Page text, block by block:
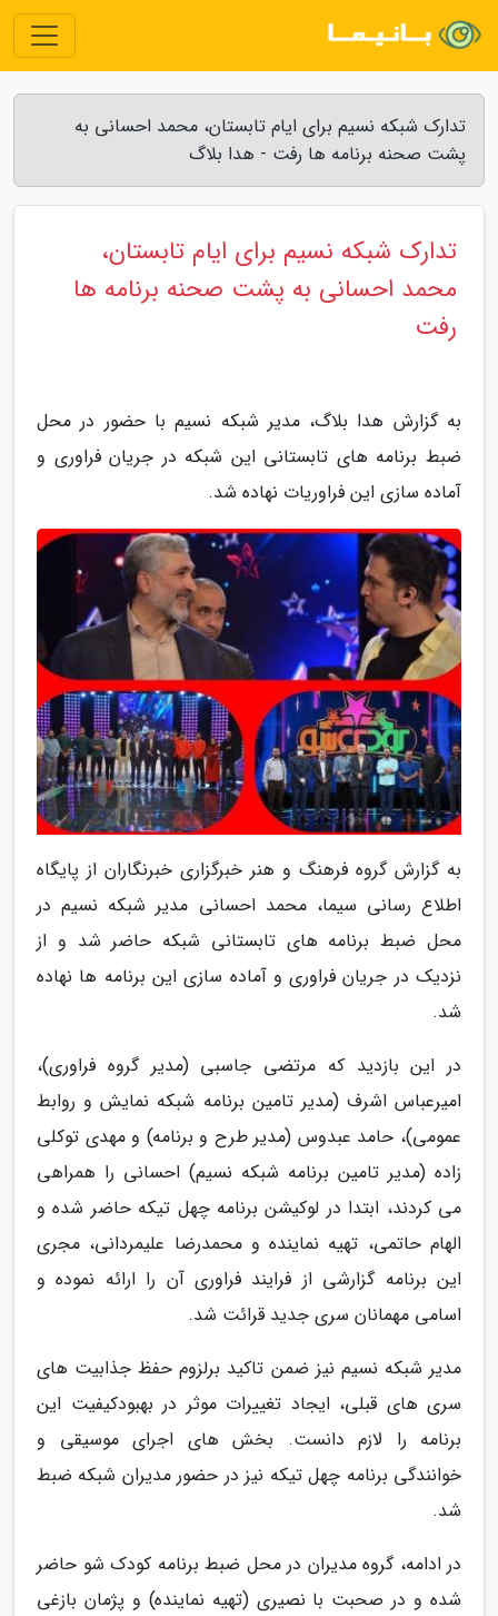
تدارک شبکه نسیم برای ایام تابستان، محمد احسانی به
پشت صحنه برنامه ها رفت - هدا بلاگ
تدارک شبکه نسیم برای ایام تابستان،
محمد احسانی به پشت صحنه برنامه ها
رفت
به گزارش هدا بلاگ، مدیر شبکه نسیم با حضور در محل
ضبط برنامه های تابستانی این شبکه در جریان فراوری و
آماده سازی این فراوریات نهاده شد.
به گزارش گروه فرهنگ و هنر خبرگزاری خبرنگاران از پایگاه
اطلاع رسانی سیما، محمد احسانی مدیر شبکه نسیم در
محل ضبط برنامه های تابستانی شبکه حاضر شد و از
نزدیک در جریان فراوری و آماده سازی این برنامه ها نهاده
شد.
در این بازدید که مرتضی جاسبی (مدیر گروه فراوری)،
امیرعباس اشرف (مدیر تامین برنامه شبکه نمایش و روابط
عمومی)، حامد عبدوس (مدیر طرح و برنامه) و مهدی توکلی
زاده (مدیر تامین برنامه شبکه نسیم) احسانی را همراهی
می کردند، ابتدا در لوکیشن برنامه چهل تیکه حاضر شده و
الهام حاتمی، تهیه نماینده و محمدرضا علیمردانی، مجری
این برنامه گزارشی از فرایند فراوری آن را ارائه نموده و
اسامی مهمانان سری جدید قرائت شد.
مدیر شبکه نسیم نیز ضمن تاکید برلزوم حفظ جذابیت های
سری های قبلی، ایجاد تغییرات موثر در بهبودکیفیت این
برنامه را لازم دانست. بخش های اجرای موسیقی و
خوانندگی برنامه چهل تیکه نیز در حضور مدیران شبکه ضبط
شد.
در ادامه، گروه مدیران در محل ضبط برنامه کودک شو حاضر
شده و در صحبت با نصیری (تهیه نماینده) و پژمان بازغی